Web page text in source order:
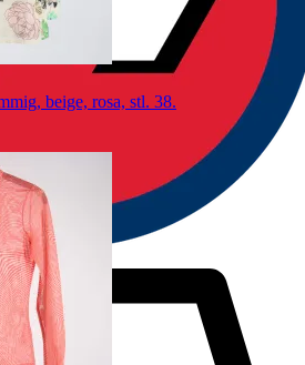
beige, rosa, stl. 38.